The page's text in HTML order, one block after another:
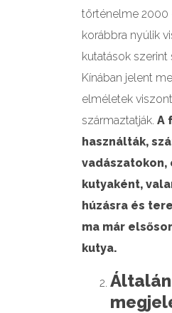
történelme 2000
korábbra nyúlik
kutatások szerint
Kínában jelent
elméletek
származtatják.A
használták,
kutyaként,
húzásra és
ma már
kutya.